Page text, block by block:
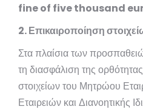
fine of five thousand
2. Επικαιροποίηση
Στα πλαίσια των
τη διασφάλιση της
στοιχείων του Μητρώου
Εταιρειών και Διανοητικής